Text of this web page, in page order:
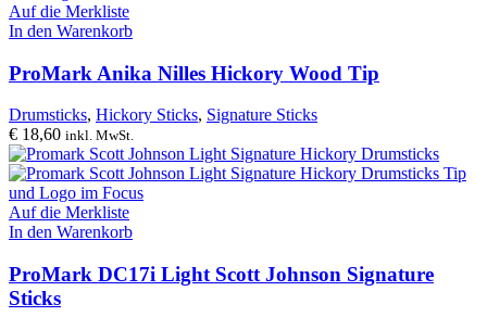
Auf die Merkliste
In den Warenkorb
ProMark Anika Nilles Hickory Wood Tip
Drumsticks, Hickory Sticks, Signature Sticks
€ 18,60 inkl. MwSt.
Auf die Merkliste
In den Warenkorb
ProMark DC17i Light Scott Johnson Signature
Sticks